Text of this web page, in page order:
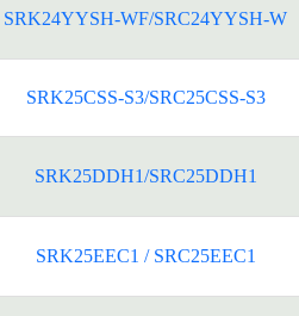
SRK24YYSH-WF/SRC24YYSH-W
SRK25CSS-S3/SRC25CSS-S3
SRK25DDH1/SRC25DDH1
SRK25EEC1 / SRC25EEC1